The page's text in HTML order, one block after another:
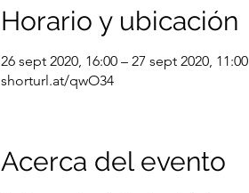
Horario y ubicación
26 sept 2020, 16:00 – 27 sept 2020, 11:00
shorturl.at/qwO34
Acerca del evento